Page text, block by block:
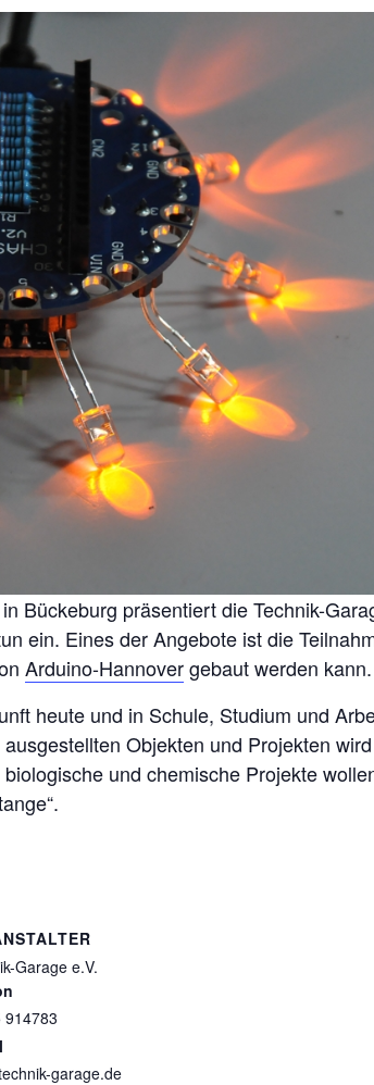
Bückeburg präsentiert die Technik-
ein. Eines der Angebote ist die
Arduino-Hannovergebaut werden kann.
heute und in Schule, Studium und
Objekten und Projekten
und chemische Projekte
Garage e.V.
914783
garage.de